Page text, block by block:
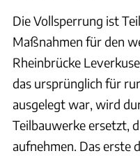
Die Vollsperrung ist
Maßnahmen für den
Rheinbrücke
das ursprünglich für
ausgelegt war, wird
Teilbauwerke ersetzt,
aufnehmen. Das erste